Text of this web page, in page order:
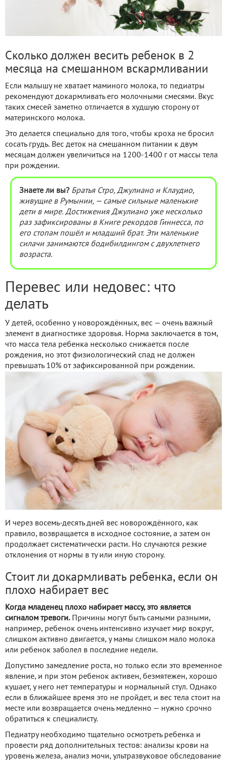
Сколько должен весить ребенок в 2
месяца на смешанном вскармливании
Если малышу не хватает маминого молока, то педиатры
рекомендуют докармливать его молочными смесями. Вкус
таких смесей заметно отличается в худшую сторону от
материнского молока.
Это делается специально для того, чтобы кроха не бросил
сосать грудь. Вес деток на смешанном питании к двум
месяцам должен увеличиться на 1200-1400 г от массы тела
при рождении.
Знаете ли вы? Братья Стро, Джулиано и Клаудио,
живущие в Румынии, — самые сильные маленькие
дети в мире. Достижения Джулиано уже несколько
раз зафиксированы в Книге рекордов Гиннесса, по
его стопам пошёл и младший брат. Эти маленькие
силачи занимаются бодибилдингом с двухлетнего
возраста.
Перевес или недовес: что
делать
У детей, особенно у новорождённых, вес — очень важный
элемент в диагностике здоровья. Норма заключается в том,
что масса тела ребенка несколько снижается после
рождения, но этот физиологический спад не должен
превышать 10% от зафиксированной при рождении.
И через восемь-десять дней вес новорождённого, как
правило, возвращается в исходное состояние, а затем он
продолжает систематически расти. Но случаются резкие
отклонения от нормы в ту или иную сторону.
Стоит ли докармливать ребенка, если он
плохо набирает вес
Когда младенец плохо набирает массу, это является
сигналом тревоги.Причины могут быть самыми разными,
например, ребенок очень интенсивно изучает мир вокруг,
слишком активно двигается, у мамы слишком мало молока
или ребенок заболел в последние недели.
Допустимо замедление роста, но только если это временное
явление, и при этом ребенок активен, безмятежен, хорошо
кушает, у него нет температуры и нормальный стул. Однако
если в ближайшее время это не пройдет, и вес тела стоит на
месте или возвращается очень медленно — нужно срочно
обратиться к специалисту.
Педиатру необходимо тщательно осмотреть ребенка и
провести ряд дополнительных тестов: анализы крови на
уровень железа, анализ мочи, ультразвуковое обследование